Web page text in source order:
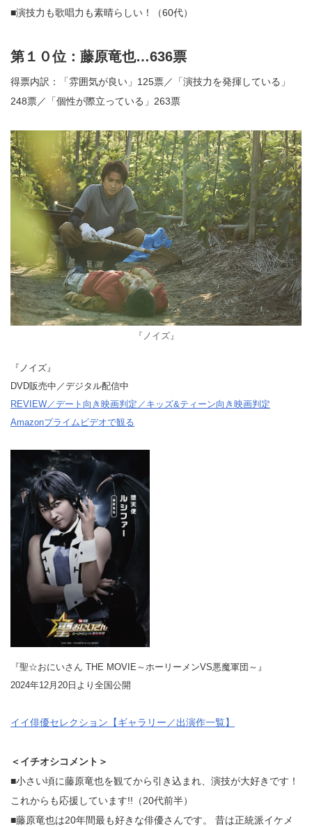
■演技力も歌唱力も素晴らしい！（60代）
第１０位：藤原竜也…636票
得票内訳：「雰囲気が良い」125票／「演技力を発揮している」
248票／「個性が際立っている」263票
『ノイズ』
『ノイズ』
DVD販売中／デジタル配信中
REVIEW／デート向き映画判定／キッズ&ティーン向き映画判定
Amazonプライムビデオで観る
『聖☆おにいさん THE MOVIE～ホーリーメンVS悪魔軍団～』
2024年12月20日より全国公開
イイ俳優セレクション【ギャラリー／出演作一覧】
＜イチオシコメント＞
■小さい頃に藤原竜也を観てから引き込まれ、演技が大好きです！
これからも応援しています!!（20代前半）
■藤原竜也は20年間最も好きな俳優さんです。 昔は正統派イケメ